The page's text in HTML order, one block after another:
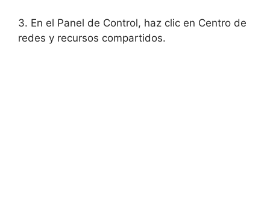
3. En el Panel de Control, haz clic en Centro de
redes y recursos compartidos.